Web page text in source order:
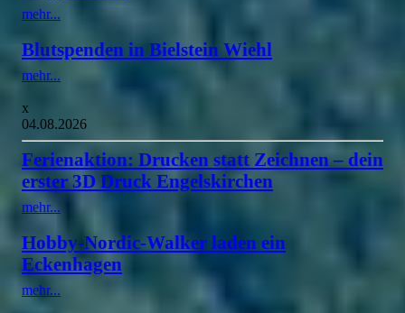
mehr...
Blutspenden in Bielstein Wiehl
mehr...
x
04.08.2026
Ferienaktion: Drucken statt Zeichnen – dein
erster 3D Druck Engelskirchen
mehr...
Hobby-Nordic-Walker laden ein
Eckenhagen
mehr...